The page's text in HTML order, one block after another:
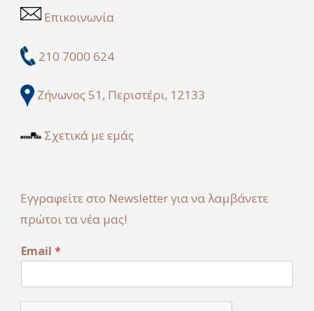
Επικοινωνία
210 7000 624
Ζήνωνος 51, Περιστέρι, 12133
Σχετικά με εμάς
Εγγραφείτε στο Newsletter για να λαμβάνετε
πρώτοι τα νέα μας!
*
E
a
i
Email *